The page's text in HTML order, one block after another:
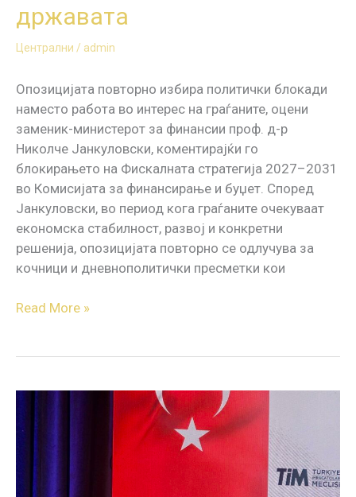
државата
Централни / admin
Опозицијата повторно избира политички блокади
наместо работа во интерес на граѓаните, оцени
заменик-министерот за финансии проф. д-р
Николчe Јанкуловски, коментирајќи го
блокирањето на Фискалната стратегија 2027–2031
во Комисијата за финансирање и буџет. Според
Јанкуловски, во период кога граѓаните очекуваат
економска стабилност, развој и конкретни
решенија, опозицијата повторно се одлучува за
кочници и дневнополитички пресметки кои
Read More »